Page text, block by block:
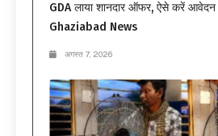
GDA लाया शानदार ऑफर, ऐसे करें
Ghaziabad News
अगस्त 7, 2026